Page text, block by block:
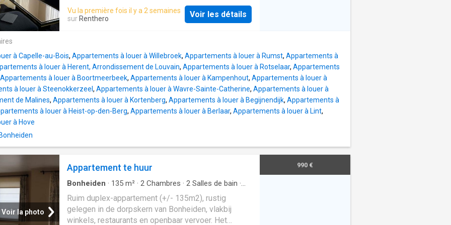
Vu la première fois il y a 2 semaines
sur Renthero Voir les détails
à Capelle-au-Bois, Appartements à louer à Willebroek, Appartements à louer à Rumst, Appartements à
à louer à Herent, Arrondissement de Louvain, Appartements à louer à Rotselaar, Appartements
Appartements à louer à Boortmeerbeek, Appartements à louer à Kampenhout, Appartements à louer à
à louer à Steenokkerzeel , Appartements à louer à Wavre-Sainte-Catherine, Appartements à louer à
de Malines, Appartements à louer à Kortenberg, Appartements à louer à Begijnendijk, Appartements à
à louer à Heist-op-den-Berg, Appartements à louer à Berlaar, Appartements à louer à Lint,
à Hove
Voir la photo
Appartement te huur
Bonheiden · 135 m² · 2 Chambres · 2 Salles de bain ·
Terrasse
Ruim duplex-appartement (+/- 135m2), rustig
gelegen in de dorpskern van Bonheiden, vlakbij
winkels, restaurants en openbaar vervoer. Het
990 €